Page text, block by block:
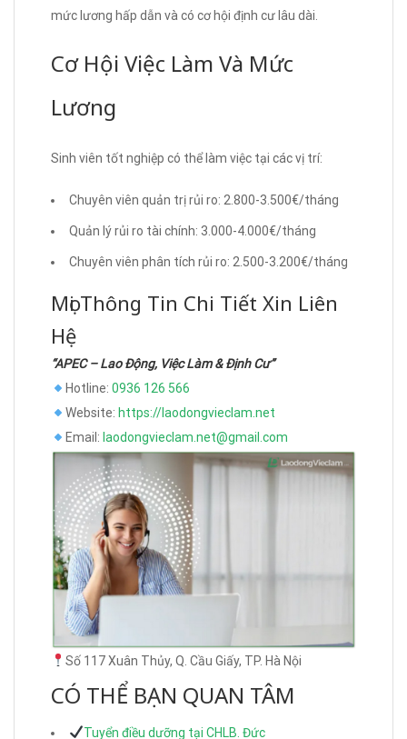
mức lương hấp dẫn và có cơ hội định cư lâu dài.
Cơ Hội Việc Làm Và Mức
Lương
Sinh viên tốt nghiệp có thể làm việc tại các vị trí:
Chuyên viên quản trị rủi ro: 2.800-3.500€/tháng
Quản lý rủi ro tài chính: 3.000-4.000€/tháng
Chuyên viên phân tích rủi ro: 2.500-3.200€/tháng
Mọi Thông Tin Chi Tiết Xin Liên
Hệ
“APEC – Lao Động, Việc Làm & Định Cư”
Hotline: 0936 126 566
Website: https://laodongvieclam.net
Email: laodongvieclam.net@gmail.com
Số 117 Xuân Thủy, Q. Cầu Giấy, TP. Hà Nội
CÓ THỂ BẠN QUAN TÂM
Tuyển điều dưỡng tại CHLB. Đức